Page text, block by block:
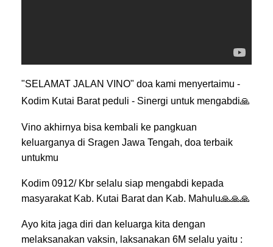
"SELAMAT JALAN VINO" doa kami menyertaimu -
Kodim Kutai Barat peduli - Sinergi untuk mengabdi🙏
Vino akhirnya bisa kembali ke pangkuan
keluarganya di Sragen Jawa Tengah, doa terbaik
untukmu
Kodim 0912/ Kbr selalu siap mengabdi kepada
masyarakat Kab. Kutai Barat dan Kab. Mahulu🙏🙏🙏
Ayo kita jaga diri dan keluarga kita dengan
melaksanakan vaksin, laksanakan 6M selalu yaitu :